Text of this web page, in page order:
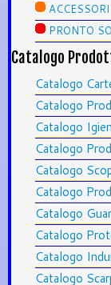
PRONTO
Catalogo
Catalogo
Catalogo
Catalogo
Catalogo
Catalogo
Catalogo
Catalogo
Catalogo
Catalogo
Catalogo